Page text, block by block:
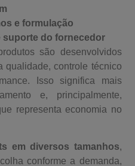
e formulação
suporte do fornecedor
são desenvolvidos
qualidade, controle técnico
Isso significa mais
e, principalmente,
representa economia no
em diversos tamanhos,
conforme a demanda,